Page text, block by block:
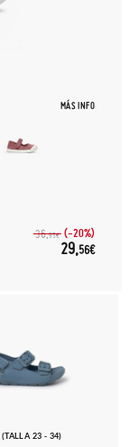
MÁS INFO
36,95€ (-20%)
29,56€
23 - 34)